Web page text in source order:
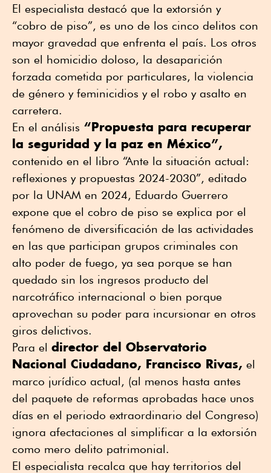
El especialista destacó que la extorsión y
“cobro de piso”, es uno de los cinco delitos con
mayor gravedad que enfrenta el país. Los otros
son el homicidio doloso, la desaparición
forzada cometida por particulares, la violencia
de género y feminicidios y el robo y asalto en
carretera.
En el análisis “Propuesta para recuperar
la seguridad y la paz en México”,
contenido en el libro “Ante la situación actual:
reflexiones y propuestas 2024-2030”, editado
por la UNAM en 2024, Eduardo Guerrero
expone que el cobro de piso se explica por el
fenómeno de diversificación de las actividades
en las que participan grupos criminales con
alto poder de fuego, ya sea porque se han
quedado sin los ingresos producto del
narcotráfico internacional o bien porque
aprovechan su poder para incursionar en otros
giros delictivos.
Para el director del Observatorio
Nacional Ciudadano, Francisco Rivas, el
marco jurídico actual, (al menos hasta antes
del paquete de reformas aprobadas hace unos
días en el periodo extraordinario del Congreso)
ignora afectaciones al simplificar a la extorsión
como mero delito patrimonial.
El especialista recalca que hay territorios del